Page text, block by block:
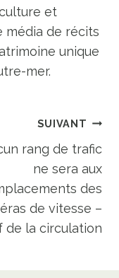
et
média de récits
unique
mer.
SUIVANT
rang de trafic
ne sera aux
des
de vitesse –
de la circulation